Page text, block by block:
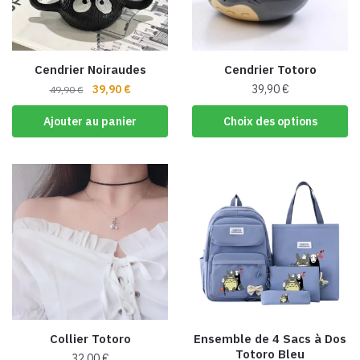
Cendrier Noiraudes
49,90€
Le
prix
initial
était :
39,90 €Le
prix
actuel
est :
Ajouter au panier
Cendrier Totoro
39,90€
Choix des options
Ce
produit
variations.
Les
options
peuvent
être
choisies
sur
page
Collier Totoro
Ensemble de 4 Sacs à Dos
Totoro Bleu